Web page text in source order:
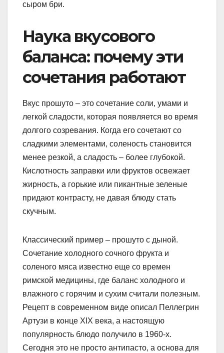
сыром бри.
Наука вкусового
баланса: почему эти
сочетания работают
Вкус прошуто – это сочетание соли, умами и
легкой сладости, которая появляется во время
долгого созревания. Когда его сочетают со
сладкими элементами, соленость становится
менее резкой, а сладость – более глубокой.
Кислотность заправки или фруктов освежает
жирность, а горькие или пикантные зеленые
придают контрасту, не давая блюду стать
скучным.
Классический пример – прошуто с дыной.
Сочетание холодного сочного фрукта и
соленого мяса известно еще со времен
римской медицины, где баланс холодного и
влажного с горячим и сухим считали полезным.
Рецепт в современном виде описал Пеллегрин
Артузи в конце XIX века, а настоящую
популярность блюдо получило в 1960-х.
Сегодня это не просто антипасто, а основа для